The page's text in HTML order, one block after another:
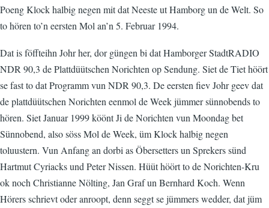
Poeng Klock halbig negen mit dat Neeste ut Hamborg un de Welt. So
to hören to’n eersten Mol an’n 5. Februar 1994.
Dat is föffteihn Johr her, dor güngen bi dat Hamborger StadtRADIO
NDR 90,3 de Plattdüütschen Norichten op Sendung. Siet de Tiet höört
se fast to dat Programm vun NDR 90,3. De eersten fiev Johr geev dat
de plattdüütschen Norichten eenmol de Week jümmer sünnobends to
hören. Siet Januar 1999 köönt Ji de Norichten vun Moondag bet
Sünnobend, also söss Mol de Week, üm Klock halbig negen
toluustern. Vun Anfang an dorbi as Öbersetters un Sprekers sünd
Hartmut Cyriacks und Peter Nissen. Hüüt höört to de Norichten-Kru
ok noch Christianne Nölting, Jan Graf un Bernhard Koch. Wenn
Hörers schrievt oder anroopt, denn seggt se jümmers wedder, dat jüm